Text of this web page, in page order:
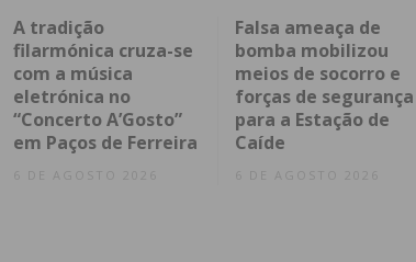
A tradição
filarmónica cruza-se
com a música
eletrónica no
“Concerto A’Gosto”
em Paços de Ferreira
6 DE AGOSTO 2026
Falsa ameaça de
bomba mobilizou
meios de socorro e
forças de segurança
para a Estação de
Caíde
6 DE AGOSTO 2026